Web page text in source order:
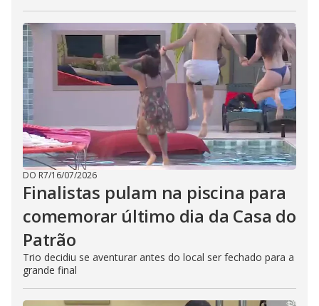
DO R7/16/07/2026
Finalistas pulam na piscina para
comemorar último dia da Casa do
Patrão
Trio decidiu se aventurar antes do local ser fechado para a
grande final